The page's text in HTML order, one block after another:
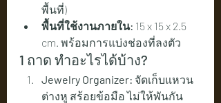
พื้นที่)
พื้นที่ใช้งานภายใน: 15 x 15 x 2.5
cm. พร้อมการแบ่งช่องที่ลงตัว
1 ถาด ทำอะไรได้บ้าง?
Jewelry Organizer: จัดเก็บแหวน
ต่างหู สร้อยข้อมือ ไม่ให้พันกัน